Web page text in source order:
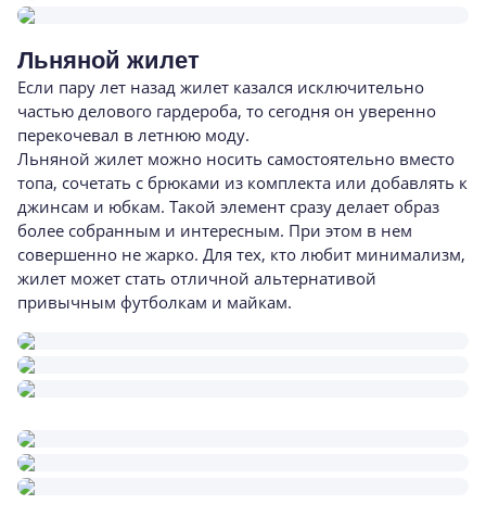
Льняной жилет
Если пару лет назад жилет казался исключительно
частью делового гардероба, то сегодня он уверенно
перекочевал в летнюю моду.
Льняной жилет можно носить самостоятельно вместо
топа, сочетать с брюками из комплекта или добавлять к
джинсам и юбкам. Такой элемент сразу делает образ
более собранным и интересным. При этом в нем
совершенно не жарко. Для тех, кто любит минимализм,
жилет может стать отличной альтернативой
привычным футболкам и майкам.